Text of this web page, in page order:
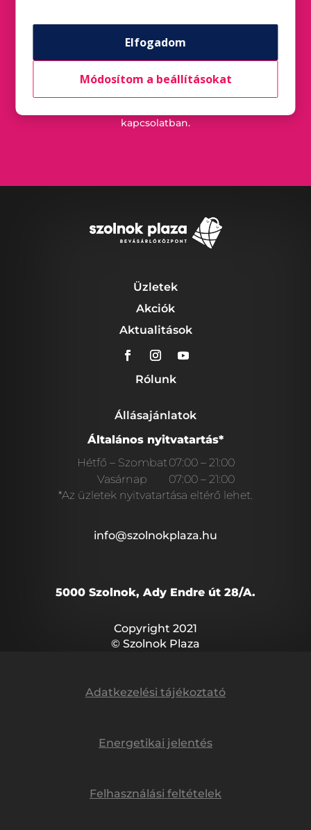
Szegi Balázs
kapcsolatban.
Üzletek
Akciók
Aktualitások
Rólunk
Állásajánlatok
Általános nyitvatartás*
Hétfő – Szombat07:00 – 21:00
Vasárnap
07:00 – 21:00
*Az üzletek nyitvatartása eltérő lehet.
info@szolnokplaza.hu
5000 Szolnok, Ady Endre út 28/A.
Copyright 2021
© Szolnok Plaza
Adatkezelési tájékoztató
Energetikai jelentés
Felhasználási feltételek
Elfogadom
Módosítom a beállításokat